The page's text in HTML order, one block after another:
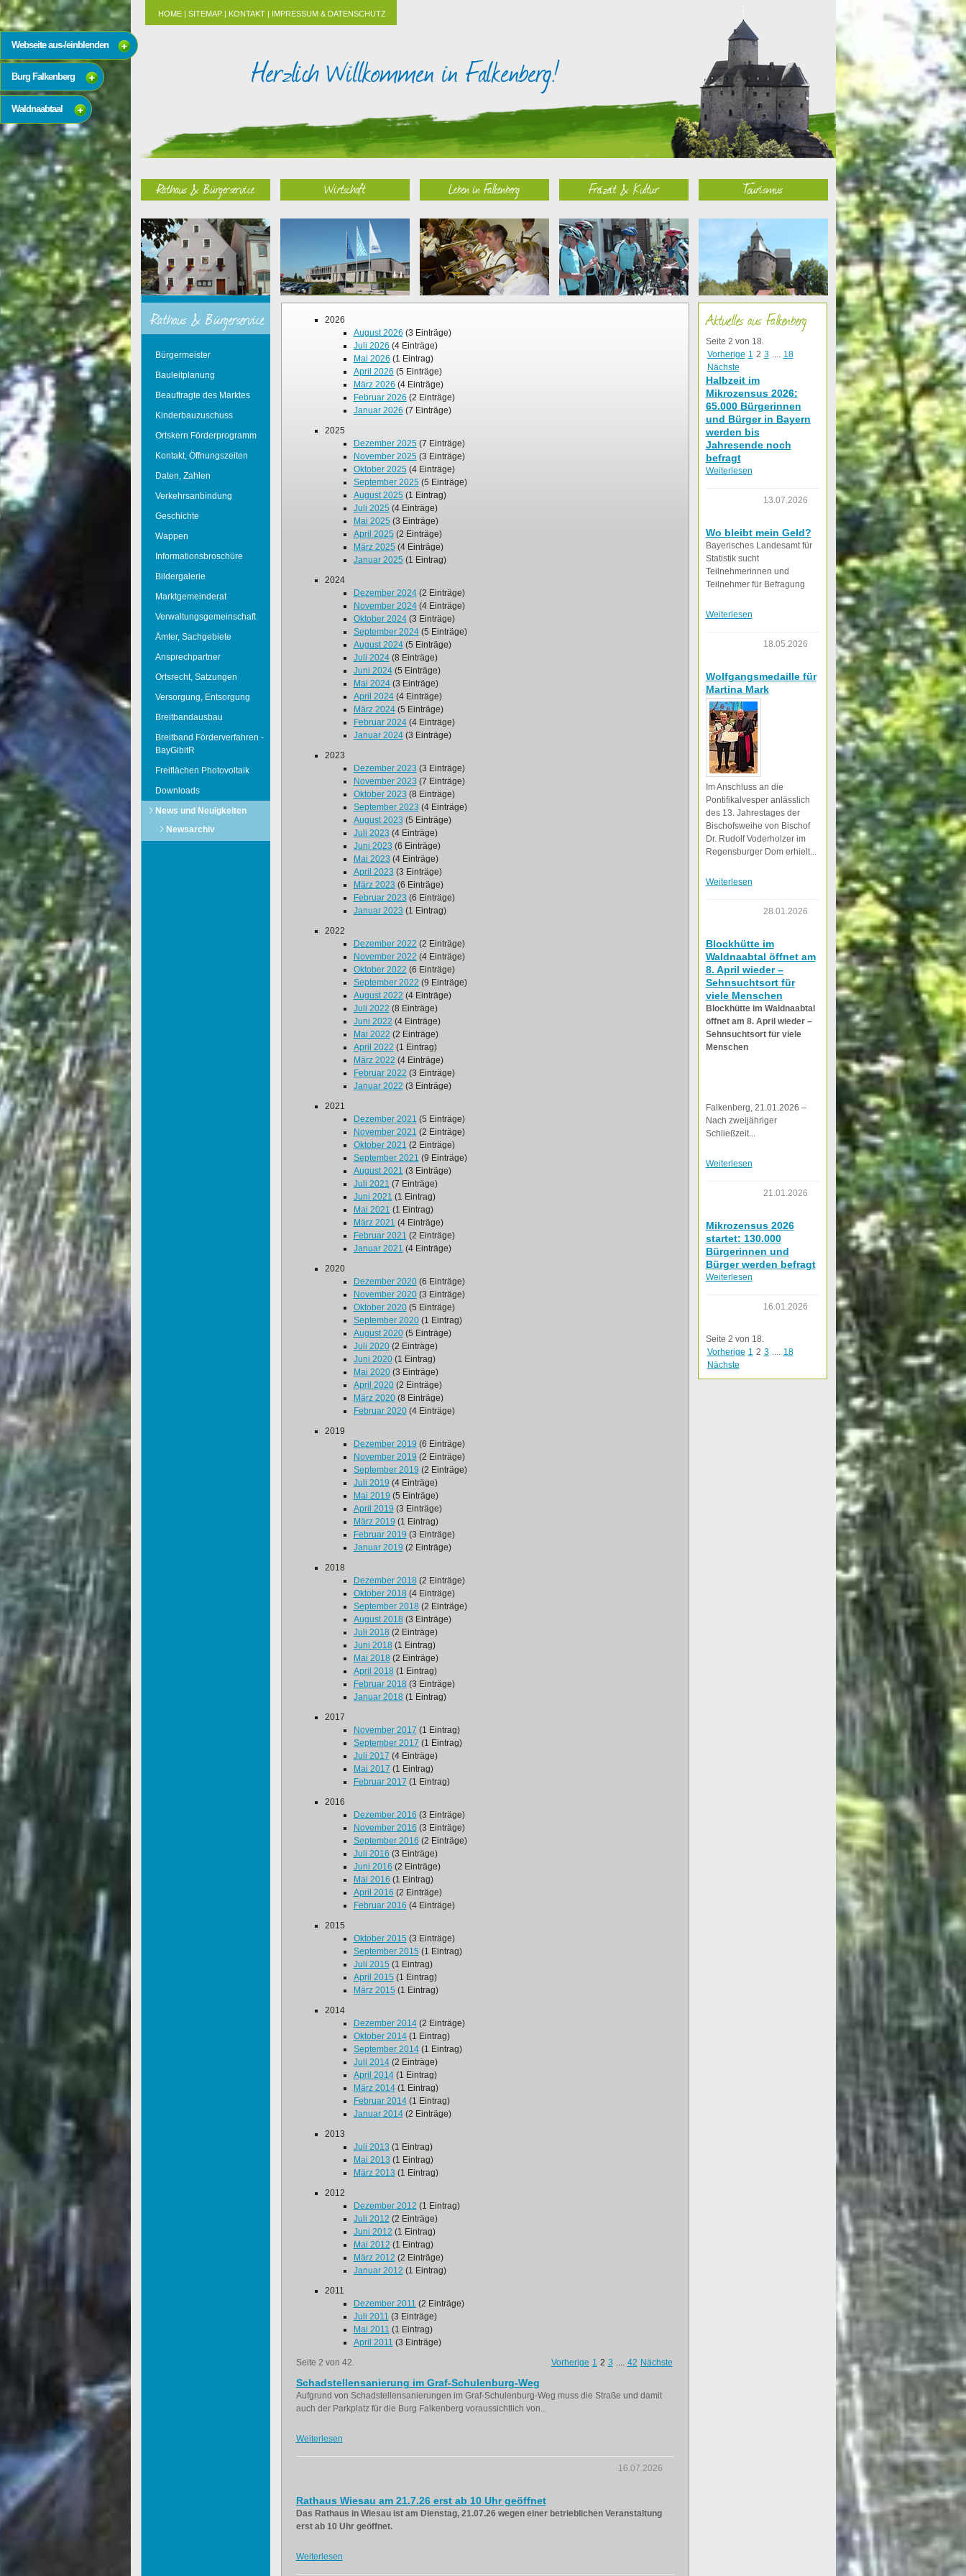
HOME| SITEMAP| KONTAKT| IMPRESSUM & DATENSCHUTZ
Rathaus & Bürgerservice Wirtschaft Leben in Falkenberg Freizeit & Kultur Tourismus
Rathaus & Bürgerservice
Bürgermeister
Bauleitplanung
Beauftragte des Marktes
Kinderbauzuschuss
Ortskern Förderprogramm
Kontakt, Öffnungszeiten
Daten, Zahlen
Verkehrsanbindung
Geschichte
Wappen
Informationsbroschüre
Bildergalerie
Marktgemeinderat
Verwaltungsgemeinschaft
Ämter, Sachgebiete
Ansprechpartner
Ortsrecht, Satzungen
Versorgung, Entsorgung
Breitbandausbau
Breitband Förderverfahren -
BayGibitR
Freiflächen Photovoltaik
Downloads
News und Neuigkeiten
Newsarchiv
2026
August 2026 (3 Einträge)
Juli 2026 (4 Einträge)
Mai 2026 (1 Eintrag)
April 2026 (5 Einträge)
März 2026 (4 Einträge)
Februar 2026 (2 Einträge)
Januar 2026 (7 Einträge)
2025
Dezember 2025(7 Einträge)
November 2025(3 Einträge)
Oktober 2025(4 Einträge)
September 2025(5 Einträge)
August 2025(1 Eintrag)
Juli 2025 (4 Einträge)
Mai 2025 (3 Einträge)
April 2025 (2 Einträge)
März 2025 (4 Einträge)
Januar 2025 (1 Eintrag)
2024
Dezember 2024(2 Einträge)
November 2024(4 Einträge)
Oktober 2024(3 Einträge)
September 2024(5 Einträge)
August 2024(5 Einträge)
Juli 2024(8 Einträge)
Juni 2024(5 Einträge)
Mai 2024(3 Einträge)
April 2024(4 Einträge)
März 2024(5 Einträge)
Februar 2024(4 Einträge)
Januar 2024(3 Einträge)
2023
Dezember 2023 (3 Einträge)
November 2023 (7 Einträge)
Oktober 2023 (8 Einträge)
September 2023 (4 Einträge)
August 2023 (5 Einträge)
Juli 2023 (4 Einträge)
Juni 2023 (6 Einträge)
Mai 2023 (4 Einträge)
April 2023 (3 Einträge)
März 2023 (6 Einträge)
Februar 2023 (6 Einträge)
Januar 2023 (1 Eintrag)
2022
Dezember 2022 (2 Einträge)
November 2022 (4 Einträge)
Oktober 2022 (6 Einträge)
September 2022 (9 Einträge)
August 2022 (4 Einträge)
Juli 2022 (8 Einträge)
Juni 2022 (4 Einträge)
Mai 2022 (2 Einträge)
April 2022 (1 Eintrag)
März 2022 (4 Einträge)
Februar 2022 (3 Einträge)
Januar 2022 (3 Einträge)
2021
Dezember 2021 (5 Einträge)
November 2021 (2 Einträge)
Oktober 2021 (2 Einträge)
September 2021 (9 Einträge)
August 2021 (3 Einträge)
Juli 2021 (7 Einträge)
Juni 2021 (1 Eintrag)
Mai 2021 (1 Eintrag)
März 2021 (4 Einträge)
Februar 2021 (2 Einträge)
Januar 2021 (4 Einträge)
2020
Dezember 2020(6 Einträge)
November 2020(3 Einträge)
Oktober 2020(5 Einträge)
September 2020(1 Eintrag)
August 2020(5 Einträge)
Juli 2020(2 Einträge)
Juni 2020(1 Eintrag)
Mai 2020(3 Einträge)
April 2020(2 Einträge)
März 2020(8 Einträge)
Februar 2020(4 Einträge)
2019
Dezember 2019 (6 Einträge)
November 2019 (2 Einträge)
September 2019 (2 Einträge)
Juli 2019 (4 Einträge)
Mai 2019 (5 Einträge)
April 2019 (3 Einträge)
März 2019 (1 Eintrag)
Februar 2019 (3 Einträge)
Januar 2019 (2 Einträge)
2018
Dezember 2018(2 Einträge)
Oktober 2018(4 Einträge)
September 2018(2 Einträge)
August 2018(3 Einträge)
Juli 2018(2 Einträge)
Juni 2018(1 Eintrag)
Mai 2018(2 Einträge)
April 2018(1 Eintrag)
Februar 2018(3 Einträge)
Januar 2018(1 Eintrag)
2017
November 2017 (1 Eintrag)
September 2017 (1 Eintrag)
Juli 2017 (4 Einträge)
Mai 2017 (1 Eintrag)
Februar 2017 (1 Eintrag)
2016
Dezember 2016 (3 Einträge)
November 2016 (3 Einträge)
September 2016 (2 Einträge)
Juli 2016 (3 Einträge)
Juni 2016 (2 Einträge)
Mai 2016 (1 Eintrag)
April 2016 (2 Einträge)
Februar 2016 (4 Einträge)
2015
Oktober 2015 (3 Einträge)
September 2015 (1 Eintrag)
Juli 2015 (1 Eintrag)
April 2015 (1 Eintrag)
März 2015 (1 Eintrag)
2014
Dezember 2014(2 Einträge)
Oktober 2014(1 Eintrag)
September 2014(1 Eintrag)
Juli 2014(2 Einträge)
April 2014(1 Eintrag)
März 2014(1 Eintrag)
Februar 2014(1 Eintrag)
Januar 2014(2 Einträge)
2013
Juli 2013 (1 Eintrag)
Mai 2013 (1 Eintrag)
März 2013 (1 Eintrag)
2012
Dezember 2012 (1 Eintrag)
Juli 2012 (2 Einträge)
Juni 2012 (1 Eintrag)
Mai 2012 (1 Eintrag)
März 2012 (2 Einträge)
Januar 2012 (1 Eintrag)
2011
Dezember 2011 (2 Einträge)
Juli 2011 (3 Einträge)
Mai 2011 (1 Eintrag)
April 2011 (3 Einträge)
Seite 2 von 42.
Vorherige 1 2 3 .... 42 Nächste
Schadstellensanierung im Graf-Schulenburg-Weg
Aufgrund von Schadstellensanierungen im Graf-Schulenburg-Weg muss die Straße und damit
auch der Parkplatz für die Burg Falkenberg voraussichtlich von...
Weiterlesen
16.07.2026
Rathaus Wiesau am 21.7.26 erst ab 10 Uhr geöffnet
Das Rathaus in Wiesau ist am Dienstag, 21.07.26 wegen einer betrieblichen Veranstaltung
erst ab 10 Uhr geöffnet.
Weiterlesen
Aktuelles aus Falkenberg
Seite 2 von 18.
Vorherige 1 2 3 .... 18
Nächste
Halbzeit im
Mikrozensus 2026:
65.000 Bürgerinnen
und Bürger in Bayern
werden bis
Jahresende noch
befragt
Weiterlesen
13.07.2026
Wo bleibt mein Geld?
Bayerisches Landesamt für
Statistik sucht
Teilnehmerinnen und
Teilnehmer für Befragung
Weiterlesen
18.05.2026
Wolfgangsmedaille für
Martina Mark
Im Anschluss an die
Pontifikalvesper anlässlich
des 13. Jahrestages der
Bischofsweihe von Bischof
Dr. Rudolf Voderholzer im
Regensburger Dom erhielt...
Weiterlesen
28.01.2026
Blockhütte im
Waldnaabtal öffnet am
8. April wieder –
Sehnsuchtsort für
viele Menschen
Blockhütte im Waldnaabtal
öffnet am 8. April wieder –
Sehnsuchtsort für viele
Menschen
Falkenberg, 21.01.2026 –
Nach zweijähriger
Schließzeit...
Weiterlesen
21.01.2026
Mikrozensus 2026
startet: 130.000
Bürgerinnen und
Bürger werden befragt
Weiterlesen
16.01.2026
Seite 2 von 18.
Vorherige 1 2 3 .... 18
Nächste
Webseite aus-/einblenden
Burg Falkenberg
Waldnaabtaal